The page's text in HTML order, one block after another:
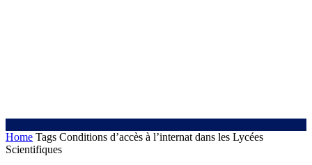
Home Tags Conditions d’accès à l’internat dans les Lycées
Scientifiques